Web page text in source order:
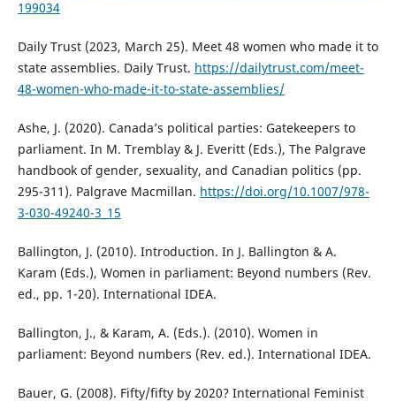
199034
Daily Trust (2023, March 25). Meet 48 women who made it to
state assemblies. Daily Trust. https://dailytrust.com/meet-
48-women-who-made-it-to-state-assemblies/
Ashe, J. (2020). Canada’s political parties: Gatekeepers to
parliament. In M. Tremblay & J. Everitt (Eds.), The Palgrave
handbook of gender, sexuality, and Canadian politics (pp.
295-311). Palgrave Macmillan. https://doi.org/10.1007/978-
3-030-49240-3_15
Ballington, J. (2010). Introduction. In J. Ballington & A.
Karam (Eds.), Women in parliament: Beyond numbers (Rev.
ed., pp. 1-20). International IDEA.
Ballington, J., & Karam, A. (Eds.). (2010). Women in
parliament: Beyond numbers (Rev. ed.). International IDEA.
Bauer, G. (2008). Fifty/fifty by 2020? International Feminist